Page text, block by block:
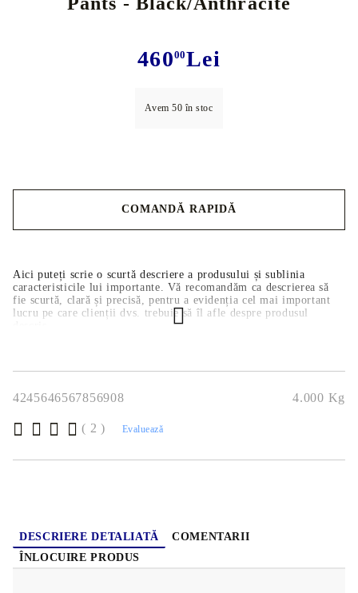
46000Lei
Avem50 în stoc
Aici puteți scrie o scurtă descriere a produsului și sublinia
caracteristicile lui importante. Vă recomandăm ca descrierea să
fie scurtă, clară și precisă, pentru a evidenția cel mai important
lucru pe care clienții dvs. trebuie să îl afle despre produsul
COMANDĂ RAPIDĂ
4245646567856908 4.000 Kg
( 2 ) Evaluează
DESCRIERE DETALIATĂ
COMENTARII
ÎNLOCUIRE PRODUS